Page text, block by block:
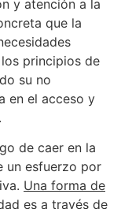
y atención a la
que la
principios de
su no
en el acceso y
de caer en la
un esfuerzo por
Una forma de
es a través de